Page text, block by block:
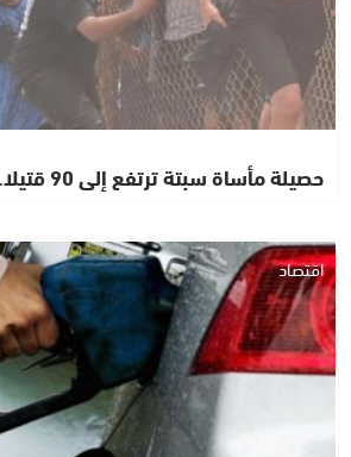
حصيلة مأساة سبتة ترتفع إلى 90 قتيلا..
اقتصاد